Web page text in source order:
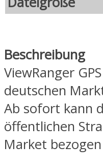
Beschreibung
ViewRanger
deutschen
Ab sofort kann
öffentlichen
Market